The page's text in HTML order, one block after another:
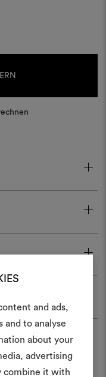
and ads,
and to analyse
about your
advertising
combine it with
Ein
erstellen
interaktives Tool, mit